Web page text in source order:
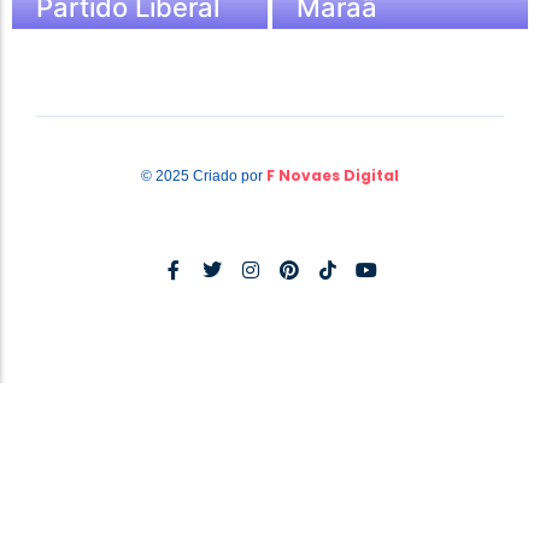
Partido Liberal
Maraã
© 2025 Criado por F Novaes Digital